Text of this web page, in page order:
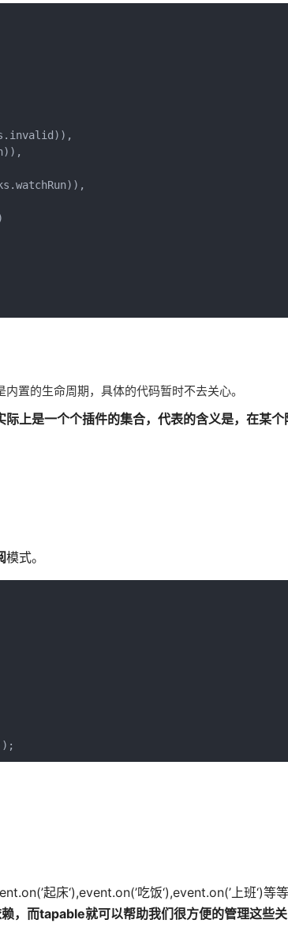
置的生命周期，具体的代码暂时不去关心。
上是一个个插件的集合，代表的含义是，在某个
模式。
起床‘),event.on(’吃饭‘),event.on(’上班‘)等
，而tapable就可以帮助我们很方便的管理这些关